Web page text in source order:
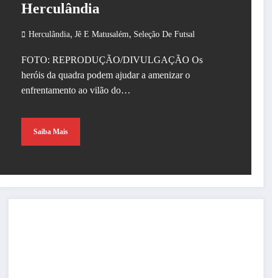
Herculândia
Herculândia, Jê E Matusalém, Seleção De Futsal
FOTO: REPRODUÇÃO/DIVULGAÇÃO Os
heróis da quadra podem ajudar a amenizar o
enfrentamento ao vilão do…
Saiba Mais